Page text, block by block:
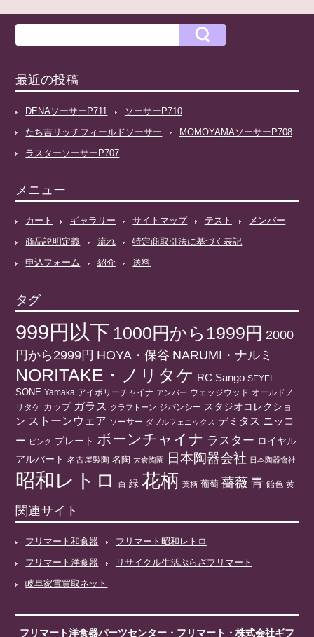
最近の投稿
DENAソーサーP711
ソーサーP710
たち吉リッチフィールドソーサー
MOMOYAMAソーサーP708
ラスターソーサーP707
メニュー
カート ギャラリー サイトマップ テスト
メンバー
商品説明定義
流れ
特定商取引法に基づく表記
申込フォーム
紹介 送料
タグ
999円以下 1000円から1999円 2000
円から2999円 HOYA・保谷 NARUMI・ナルミ
NORITAKE・ノリタケ RC Sango SEYEI
SONE Yamaka アイボリーチャイナ アンバー ウェッジウッド オールドノ
リタケ カップ ガラス クラフトーン ジバンシー スタジオコレクショ
ン ストーンウェア ソーサー ダブルフェニックス デミタス ニッコ
ー ピンク プレート ボーンチャイナ ラスター ロイヤル
アルバート 名古屋製陶 名陶 大倉陶園 日本陶器会社 日本陶器會社
昭和レトロ 白 緑 花柄 葉柄 葡萄 薔薇 青 飴色 黄
関連サイト
フリマート和食器
フリマート昭和レトロ
フリマート洋食器
リサイクル生活ぷらざフリマート
岐阜家電買取ネット
フリマート洋食器パーツセンター ・ フリマート ・株式会社ギフ